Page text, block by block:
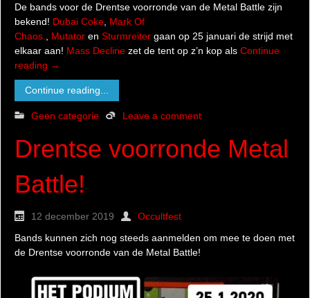
De bands voor de Drentse voorronde van de Metal Battle zijn
bekend! Dubai Coke Mark Of
Chaos.
Mutator en Sturmreiter gaan op 25 januari de strijd met
elkaar aan! Mass Decline zet de tent op z’n kop als Continue
reading →
Continue reading...
Geen categorie Leave a comment
Drentse voorronde Metal
Battle!
12 december 2019
Occultfest
Bands kunnen zich nog steeds aanmelden om mee te doen met
de Drentse voorronde van de Metal Battle!